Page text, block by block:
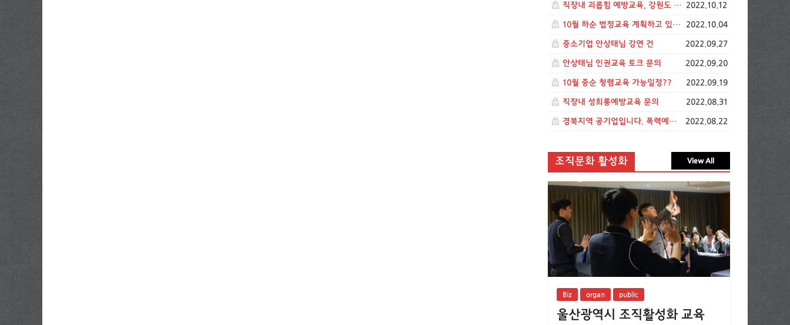
직장내 괴롭힘 예방교육, 강원도 원주 2022.10.12
10월 하순 법정교육 계획하고 있습니다 2022.10.04
중소기업 안상태님 강연 건 2022.09.27
안상태님 인권교육 토크 문의 2022.09.20
10월 중순 청렴교육 가능일정?? 2022.09.19
직장내 성희롱예방교육 문의 2022.08.31
경북지역 공기업입니다. 폭력예방교육 관련 문의드립니다. 2022.08.22
조직문화 활성화 View All
Biz organ public
울산광역시 조직활성화 교육